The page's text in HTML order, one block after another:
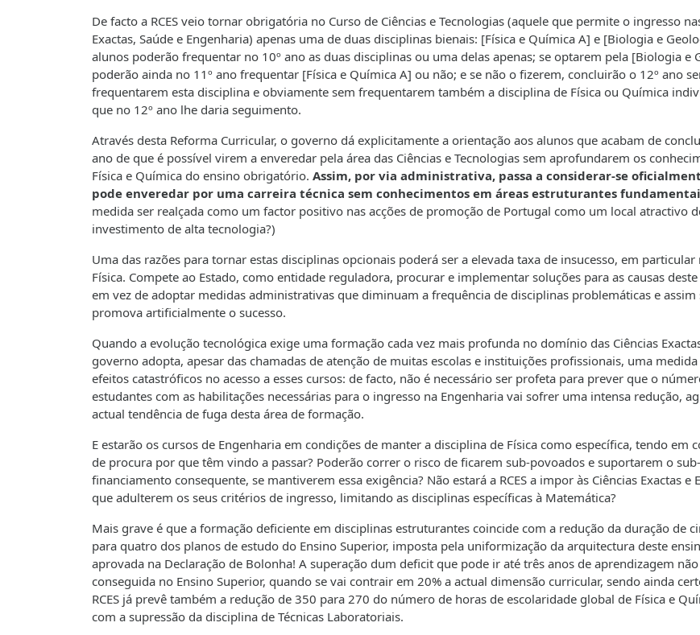
De facto a RCES veio tornar obrigatória no Curso de Ciências e Tecnologias (aquele que permite o ingresso
Exactas, Saúde e Engenharia) apenas uma de duas disciplinas bienais: [Física e Química A] e [Biologia e
alunos poderão frequentar no 10º ano as duas disciplinas ou uma delas apenas; se optarem pela [Biologia e
poderão ainda no 11º ano frequentar [Física e Química A] ou não; e se não o fizerem, concluirão o 12º ano
frequentarem esta disciplina e obviamente sem frequentarem também a disciplina de Física ou Química
que no 12º ano lhe daria seguimento.
Através desta Reforma Curricular, o governo dá explicitamente a orientação aos alunos que acabam de
ano de que é possível virem a enveredar pela área das Ciências e Tecnologias sem aprofundarem os
Física e Química do ensino obrigatório. Assim, por via administrativa, passa a considerar-se
pode enveredar por uma carreira técnica sem conhecimentos em áreas estruturantes
medida ser realçada como um factor positivo nas acções de promoção de Portugal como um local atractivo
investimento de alta tecnologia?)
Uma das razões para tornar estas disciplinas opcionais poderá ser a elevada taxa de insucesso, em particular
Física. Compete ao Estado, como entidade reguladora, procurar e implementar soluções para as causas deste
em vez de adoptar medidas administrativas que diminuam a frequência de disciplinas problemáticas e assim
promova artificialmente o sucesso.
Quando a evolução tecnológica exige uma formação cada vez mais profunda no domínio das Ciências
governo adopta, apesar das chamadas de atenção de muitas escolas e instituições profissionais, uma
efeitos catastróficos no acesso a esses cursos: de facto, não é necessário ser profeta para prever que o
estudantes com as habilitações necessárias para o ingresso na Engenharia vai sofrer uma intensa redução,
actual tendência de fuga desta área de formação.
E estarão os cursos de Engenharia em condições de manter a disciplina de Física como específica, tendo em
de procura por que têm vindo a passar? Poderão correr o risco de ficarem sub-povoados e suportarem o sub-
financiamento consequente, se mantiverem essa exigência? Não estará a RCES a impor às Ciências Exactas e
que adulterem os seus critérios de ingresso, limitando as disciplinas específicas à Matemática?
Mais grave é que a formação deficiente em disciplinas estruturantes coincide com a redução da duração de
para quatro dos planos de estudo do Ensino Superior, imposta pela uniformização da arquitectura deste
aprovada na Declaração de Bolonha! A superação dum deficit que pode ir até três anos de aprendizagem
conseguida no Ensino Superior, quando se vai contrair em 20% a actual dimensão curricular, sendo ainda
RCES já prevê também a redução de 350 para 270 do número de horas de escolaridade global de Física e
com a supressão da disciplina de Técnicas Laboratoriais.